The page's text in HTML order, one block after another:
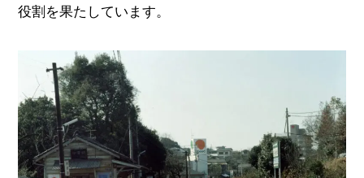
役割を果たしています。